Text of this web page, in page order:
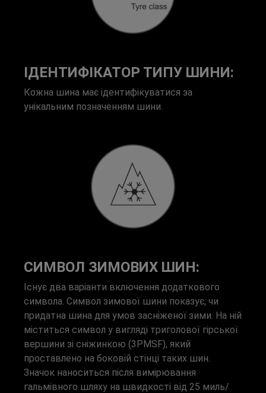
ІДЕНТИФІКАТОР ТИПУ ШИНИ:
Кожна шина має ідентифікуватися за
унікальним позначенням шини.
СИМВОЛ ЗИМОВИХ ШИН:
Існує два варіанти включення додаткового
символа. Символ зимової шини показує, чи
придатна шина для умов засніженої зими. На ній
міститься символ у вигляді триголової гірської
вершини зі сніжинкою (3PMSF), який
проставлено на боковій стінці таких шин.
Значок наноситься після вимірювання
гальмівного шляху на швидкості від 25 миль/